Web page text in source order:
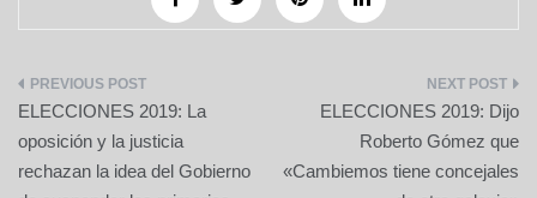
Navegación
de
entradas
ELECCIONES 2019: La
oposición y la justicia
rechazan la idea del Gobierno
ELECCIONES 2019: Dijo
Roberto Gómez que
«Cambiemos tiene concejales